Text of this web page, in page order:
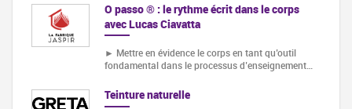
O passo ® : le rythme écrit dans le corps
avec Lucas Ciavatta
► Mettre en évidence le corps en tant qu’outil
fondamental dans le processus d’enseignement…
Teinture naturelle